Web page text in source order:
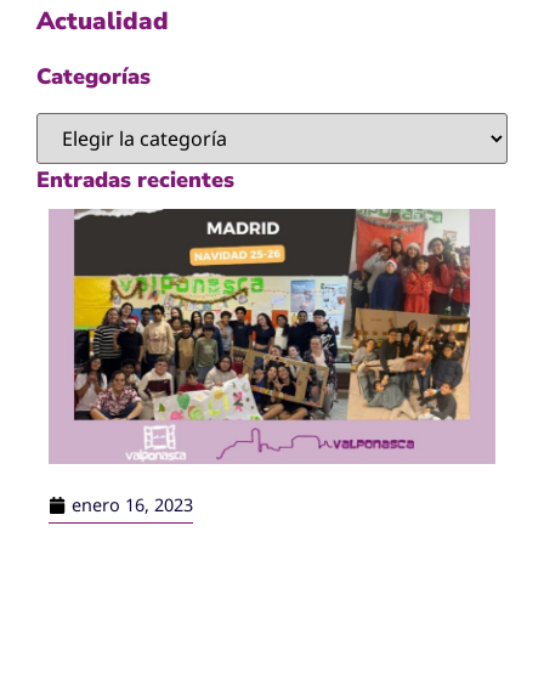
Actualidad
Categorías
Entradas recientes
enero 16, 2023